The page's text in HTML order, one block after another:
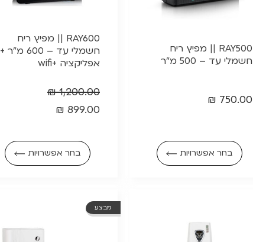
RAY500 || מפיץ ריח
חשמלי עד – 500 מ"ר
750.00
₪
בחר אפשרויות
RAY600 || מפיץ ריח
חשמלי עד – 600 מ"ר +
אפליקציה +wifi
1,200.00
₪
899.00
₪
בחר אפשרויות
מבצע